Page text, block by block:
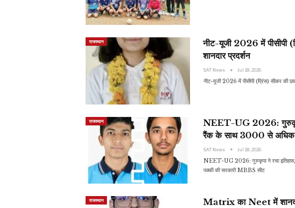
राजस्थान
नीट-यूजी 2026 में पीसीपी
शानदार प्रदर्शन
SAT News Jul 18, 2026
नीट-यूजी 2026 में पीसीपी (प्रिंस) सीकर की
राजस्थान
NEET-UG 2026:
रैंक के साथ 3000 से
SAT News Jul 18, 2026
NEET-UG 2026: गुरुकृपा ने रचा
पक्की की सरकारी MBBS सीट
राजस्थान
Matrix का Neet में